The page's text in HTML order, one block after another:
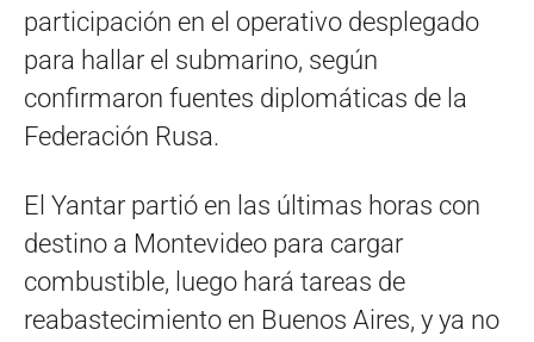
participación en el operativo desplegado
para hallar el submarino, según
confirmaron fuentes diplomáticas de la
Federación Rusa.
El Yantar partió en las últimas horas con
destino a Montevideo para cargar
combustible, luego hará tareas de
reabastecimiento en Buenos Aires, y ya no